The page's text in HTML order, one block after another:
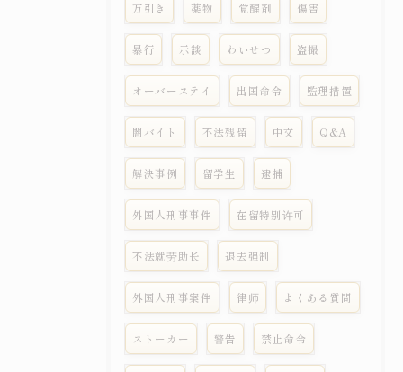
万引き 薬物 覚醒剤 傷害
暴行 示談 わいせつ 盗撮
オーバーステイ 出国命令 監理措置
闇バイト 不法残留 中文 Q&A
解決事例 留学生 逮捕
外国人刑事事件 在留特别许可
不法就劳助长 退去强制
外国人刑事案件 律师 よくある質問
ストーカー 警告 禁止命令